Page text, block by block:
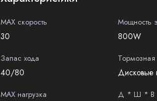
MAX скорость
30
Мощность
800W
Запас хода
40/80
Тормозная
Дисковые
MAX нагрузка Д * Ш * В